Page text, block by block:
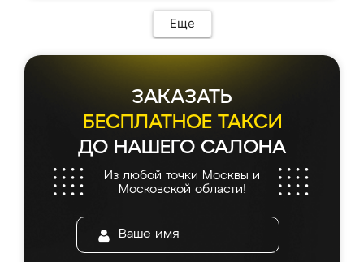
Еще
ЗАКАЗАТЬ
БЕСПЛАТНОЕ ТАКСИ
ДО НАШЕГО САЛОНА
Из любой точки Москвы и
Московской области!